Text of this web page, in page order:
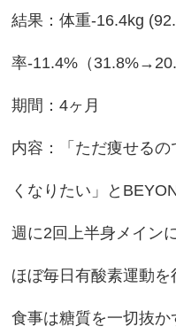
結果：体重-16.4kg
率-11.4%（
期間：4ヶ月
内容：「ただ痩せる
くなりたい」と
週に2回上半身メイン
ほぼ毎日有酸素運動を
食事は糖質を一切抜